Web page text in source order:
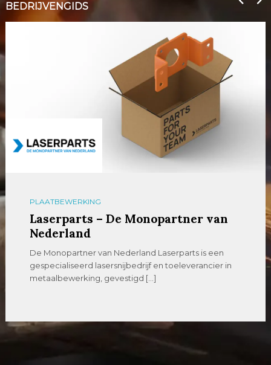
BEDRIJVENGIDS
PLAATBEWERKING
Laserparts – De Monopartner van
Nederland
De Monopartner van Nederland Laserparts is een
gespecialiseerd lasersnijbedrijf en toeleverancier in
metaalbewerking, gevestigd […]